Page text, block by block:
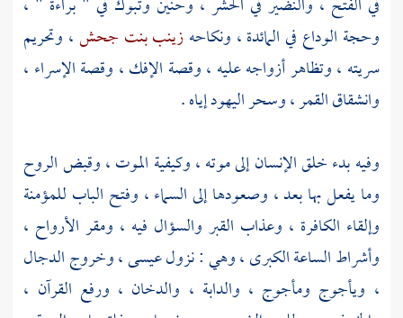
وحجة الوداع في المائدة ، ونكاحهزينب بنت جحش، وتحريم
سريته ، وتظاهر أزواجه عليه ، وقصة الإفك ، وقصة الإسراء ،
وانشقاق القمر ، وسحر اليهود إياه .
وفيه بدء خلق الإنسان إلى موته ، وكيفية الموت ، وقبض الروح
وما يفعل بها بعد ، وصعودها إلى السماء ، وفتح الباب للمؤمنة
وإلقاء الكافرة ، وعذاب القبر والسؤال فيه ، ومقر الأرواح ،
وأشراط الساعة الكبرى ، وهي : نزولعيسى، وخروج الدجال
، ويأجوج ومأجوج ، والدابة ، والدخان ، ورفع القرآن ،